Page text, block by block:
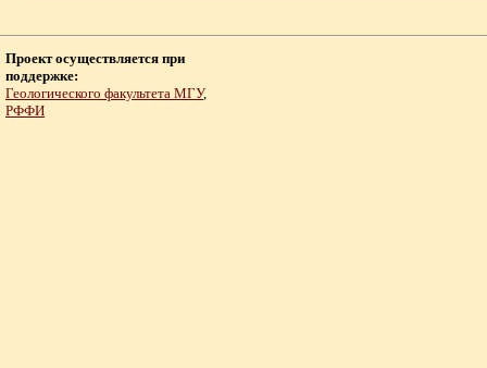
Проект осуществляется при
поддержке:
Геологического факультета МГУ,
РФФИ